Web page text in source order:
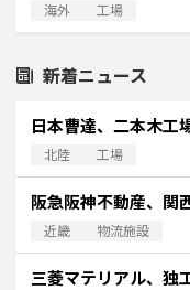
海外 工場
新着ニュース
日本曹達、二本木工
北陸 工場
阪急阪神不動産、関
近畿 物流施設
三菱マテリアル、独